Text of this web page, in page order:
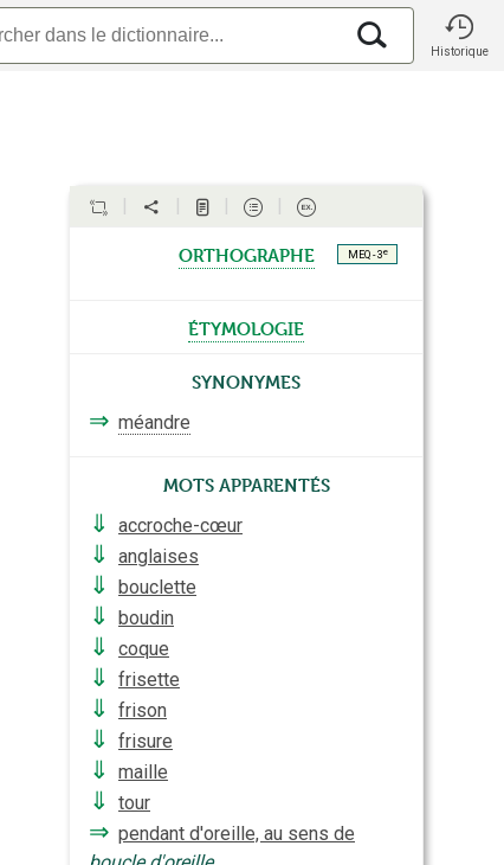
Historique
orthographe MEQ - 3e
étymologie
Synonymes
⇒ méandre
Mots apparentés
⇓
accroche-cœur
⇓ anglaises
⇓ bouclette
⇓ boudin
⇓ coque
⇓ frisette
⇓ frison
⇓ frisure
⇓ maille
⇓ tour
⇒ pendant d'oreille, au sens de